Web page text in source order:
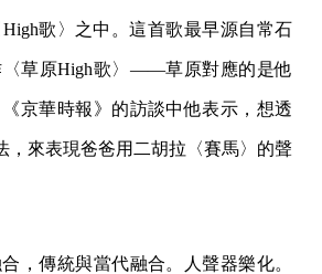
歌〉之中。這首歌最早源自常石
〈草原High歌〉——草原對應的是他
京華時報》的訪談中他表示，想透
，來表現爸爸用二胡拉〈賽馬〉的聲
，傳統與當代融合。人聲器樂化。